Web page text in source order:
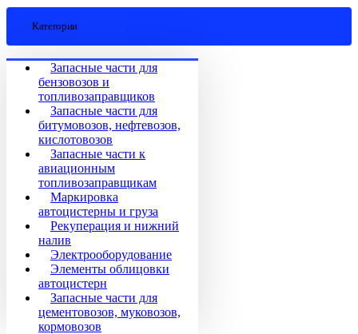
Категории
Запасные части для
бензовозов и
топливозаправщиков
Запасные части для
битумовозов, нефтевозов,
кислотовозов
Запасные части к
авиационным
топливозаправщикам
Маркировка
автоцистерны и груза
Рекуперация и нижний
налив
Электрооборудование
Элементы облицовки
автоцистерн
Запасные части для
цементовозов, муковозов,
кормовозов